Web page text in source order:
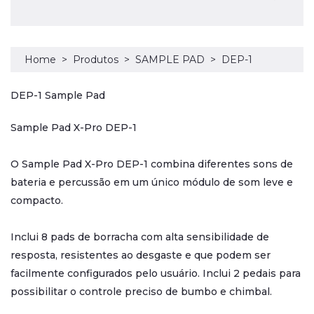
Home Produtos SAMPLE PAD DEP-1
DEP-1 Sample Pad
Sample Pad X-Pro DEP-1
O Sample Pad X-Pro DEP-1 combina diferentes sons de
bateria e percussão em um único módulo de som leve e
compacto.
Inclui 8 pads de borracha com alta sensibilidade de
resposta, resistentes ao desgaste e que podem ser
facilmente configurados pelo usuário. Inclui 2 pedais para
possibilitar o controle preciso de bumbo e chimbal.